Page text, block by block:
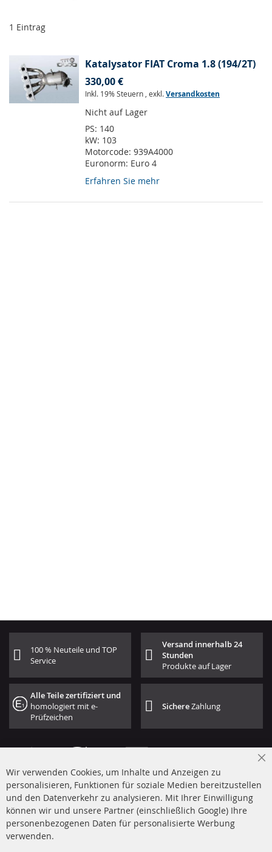
1 Eintrag
Katalysator FIAT Croma 1.8 (194/2T)
330,00 €
Inkl. 19% Steuern , exkl.Versandkosten
Nicht auf Lager
PS: 140
kW: 103
Motorcode: 939A4000
Euronorm: Euro 4
Erfahren Sie mehr
100 % Neuteile und TOP
Service
Versand innerhalb 24
Stunden
Produkte auf Lager
Alle Teile zertifiziert und
homologiert mit e-
Prüfzeichen
SichereZahlung
+49 (0) 4533 799 00 0
Mo-Do: 09-17 Uhr, Fr 09-16 Uhr
info@contra-automotive.de
Wir verwenden Cookies, um Inhalte und Anzeigen zu
personalisieren, Funktionen für soziale Medien bereitzustellen
und den Datenverkehr zu analysieren. Mit Ihrer Einwilligung
können wir und unsere Partner (einschließlich Google) Ihre
personenbezogenen Daten für personalisierte Werbung
verwenden.